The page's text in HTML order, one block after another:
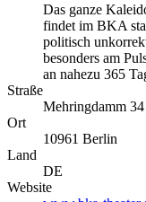
Das ganze
findet im BKA
politisch
besonders am
an nahezu 365
Straße
Mehringdamm 34
Ort
10961 Berlin
Land
DE
Website